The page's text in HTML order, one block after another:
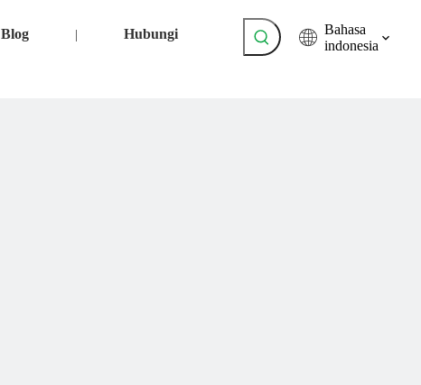
Blog |
Hubungi
Bahasa
indonesia